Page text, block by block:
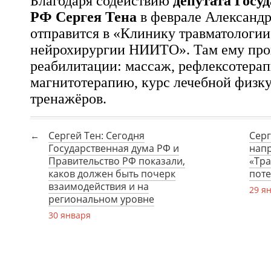
РФ Сергея Тена в феврале
отправится в «Клинику
нейрохирургии НИИТО». Там ему
реабилитации: массаж,
магнитотерапию, курс лечебной
тренажёров.
Сергей Тен: Сегодня
Государственная дума РФ и
Правительство РФ показали,
каков должен быть почерк
взаимодействия и на
региональном уровне
30 января
29